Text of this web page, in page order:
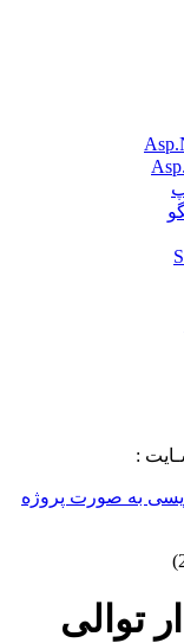
:
به صورت پروژه
توالی